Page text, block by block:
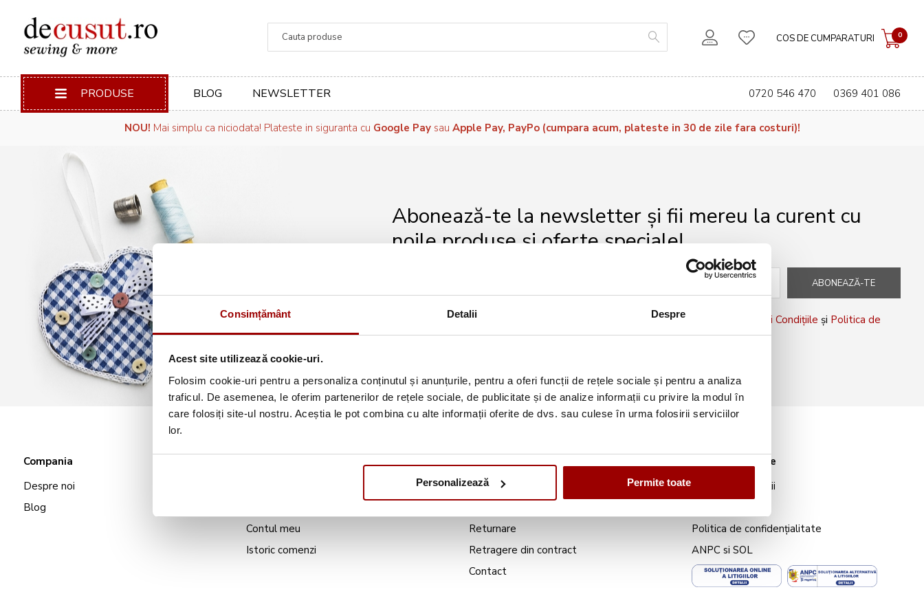
Consimțământ Detalii Despre
Acest site utilizează cookie-uri.
Folosim cookie-uri pentru a personaliza conținutul și anunțurile, pentru a oferi funcții de rețele sociale și pentru a analiza
traficul. De asemenea, le oferim partenerilor de rețele sociale, de publicitate și de analize informații cu privire la modul în
care folosiți site-ul nostru. Aceștia le pot combina cu alte informații oferite de dvs. sau culese în urma folosirii serviciilor
lor.
Personalizează Permite toate
COS DE CUMPARATURI 0
PRODUSE BLOG NEWSLETTER 0720 546 470 0369 401 086
NOU! Mai simplu ca niciodata! Plateste in siguranta cu Google Paysau Apple Pay, PayPo (cumpara acum, plateste in 30 de zile fara costuri)!
Abonează-te la newsletter și fii mereu la curent cu
noile produse și oferte speciale!
ABONEAZĂ-TE
Prin abonarea la newsletter-ul confirm că sunt de acord cu Termenii și Condițiile și Politica de
Confidențialitate.
Compania
Despre noi
Blog
Contul meu
Istoric comenzi
Suport client
Service
Returnare
Retragere din contract
Contact
Informații legale
Termeni și condiții
Politica de confidențialitate
ANPC si SOL